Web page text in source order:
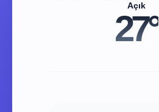
Açık
27°